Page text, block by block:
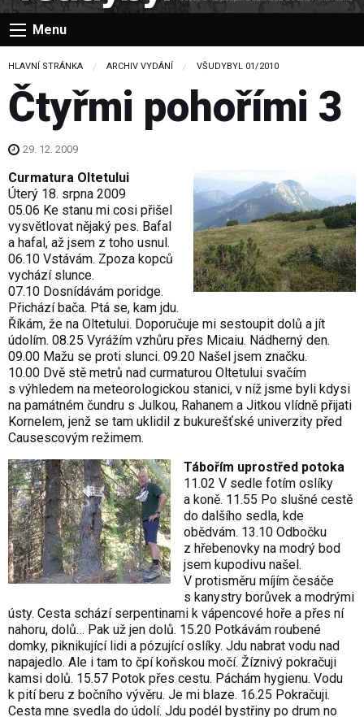
Menu
HLAVNÍ STRÁNKA ARCHIV VYDÁNÍ VŠUDYBYL 01/2010
Čtyřmi pohořími 3
29. 12. 2009
Curmatura Oltetului
Úterý 18. srpna 2009
05.06 Ke stanu mi cosi přišel
vysvětlovat nějaký pes. Bafal
a hafal, až jsem z toho usnul.
06.10 Vstávám. Zpoza kopců
vychází slunce.
07.10 Dosnídávám poridge.
Přichází bača. Ptá se, kam jdu.
Říkám, že na Oltetului. Doporučuje mi sestoupit dolů a jít
údolím. 08.25 Vyrážím vzhůru přes Micaiu. Nádherný den.
09.00 Mažu se proti slunci. 09.20 Našel jsem značku.
10.00 Dvě stě metrů nad curmaturou Oltetului svačím
s výhledem na meteorologickou stanici, v níž jsme byli kdysi
na památném čundru s Julkou, Rahanem a Jitkou vlídně přijati
Kornelem, jenž se tam uklidil z bukurešťské univerzity před
Causescovým režimem.
Tábořím uprostřed potoka
11.02 V sedle fotím oslíky
a koně. 11.55 Po slušné cestě
do dalšího sedla, kde
obědvám. 13.10 Odbočku
z hřebenovky na modrý bod
jsem kupodivu našel.
V protisměru míjím česáče
s kanystry borůvek a modrými
ústy. Cesta schází serpentinami k vápencové hoře a přes ní
nahoru, dolů… Pak už jen dolů. 15.20 Potkávám roubené
domky, piknikující lidi a pózující oslíky. Jdu nabrat vodu nad
napajedlo. Ale i tam to čpí koňskou močí. Žíznivý pokračuji
kamsi dolů. 15.57 Potok přes cestu. Páchám hygienu. Vodu
k pití beru z bočního vývěru. Je mi blaze. 16.25 Pokračuji.
Cesta mne svedla do údolí. Jdu podél bystřiny po drum no